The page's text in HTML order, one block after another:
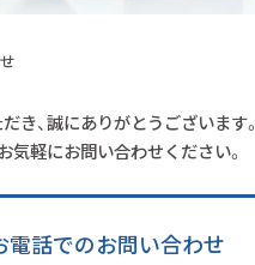
き、誠にありがとうございます。
気軽にお問い合わせください。
電話でのお問い合わせ